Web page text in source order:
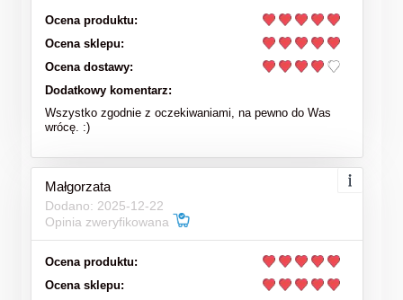
Ocena produktu:
Ocena sklepu:
Ocena dostawy:
Dodatkowy komentarz:
Wszystko zgodnie z oczekiwaniami, na pewno do Was
wrócę. :)
Małgorzata
Dodano: 2025-12-22
Opinia zweryfikowana
Ocena produktu:
Ocena sklepu: